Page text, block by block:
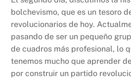
bolchevismo, que es un tesoro
revolucionarios de hoy.
pasando de ser un pequeño
de cuadros más profesional, lo
tenemos mucho que aprender
por construir un partido